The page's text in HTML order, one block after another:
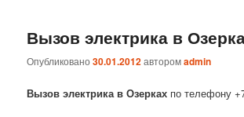
Вызов электрика в
Опубликовано30.01.2012авторомadmin
Вызов электрика в Озерках по телефону